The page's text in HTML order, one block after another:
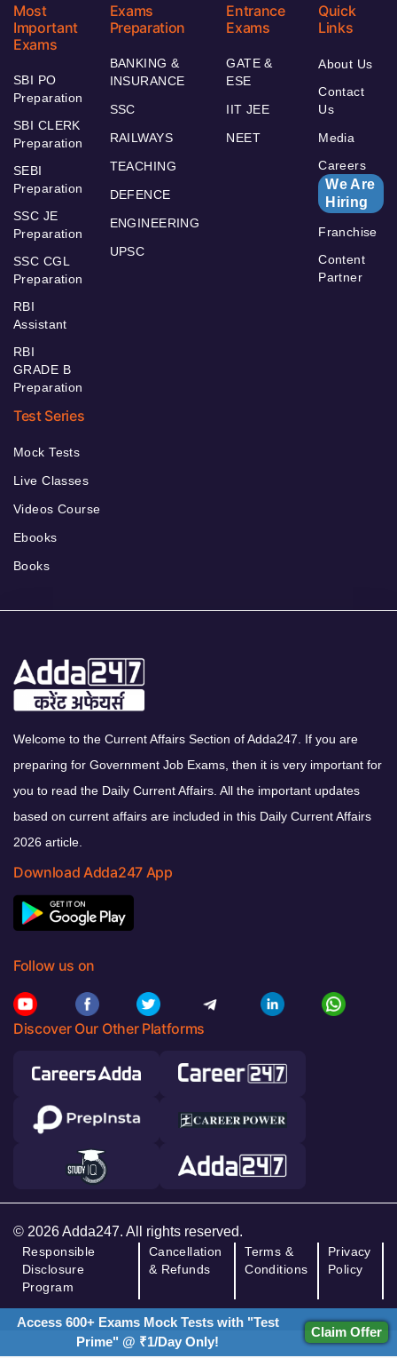
Most
Important
Exams
SBI PO
Preparation
SBI CLERK
Preparation
SEBI
Preparation
SSC JE
Preparation
SSC CGL
Preparation
RBI
Assistant
RBI
GRADE B
Preparation
Exams
Preparation
BANKING &
INSURANCE
SSC
RAILWAYS
TEACHING
DEFENCE
ENGINEERING
UPSC
Entrance
Exams
GATE &
ESE
IIT JEE
NEET
Quick
Links
About Us
Contact
Us
Media
Careers
We Are
Hiring
Franchise
Content
Partner
Test Series
Mock Tests
Live Classes
Videos Course
Ebooks
Books
Welcome to the Current Affairs Section of Adda247. If you are
preparing for Government Job Exams, then it is very important for
you to read the Daily Current Affairs. All the important updates
based on current affairs are included in this Daily Current Affairs
2026 article.
Download Adda247 App
Follow us on
Discover Our Other Platforms
© 2026 Adda247. All rights reserved.
Responsible
Disclosure
Program
Cancellation
& Refunds
Terms &
Conditions
Privacy
Policy
Access 600+ Exams Mock Tests with "Test
Prime" @ ₹1/Day Only!
Claim Offer